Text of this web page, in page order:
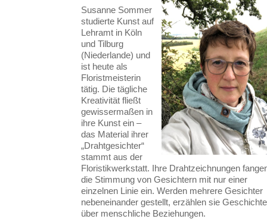
Susanne Sommer
studierte Kunst auf
Lehramt in Köln
und Tilburg
(Niederlande) und
ist heute als
Floristmeisterin
tätig. Die tägliche
Kreativität fließt
gewissermaßen in
ihre Kunst ein –
das Material ihrer
„Drahtgesichter“
stammt aus der
Floristikwerkstatt. Ihre Drahtzeichnungen
die Stimmung von Gesichtern mit nur einer
einzelnen Linie ein. Werden mehrere Gesichter
nebeneinander gestellt, erzählen sie
über menschliche Beziehungen.